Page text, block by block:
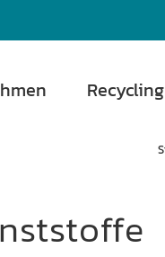
Recycling